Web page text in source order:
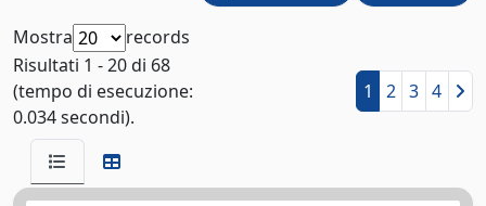
Mostra
records
Risultati 1 - 20 di 68
(tempo di esecuzione:
0.034 secondi).
1 2 3 4